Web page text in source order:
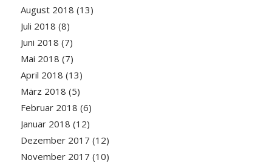
August 2018 (13)
Juli 2018 (8)
Juni 2018 (7)
Mai 2018 (7)
April 2018 (13)
März 2018 (5)
Februar 2018 (6)
Januar 2018 (12)
Dezember 2017 (12)
November 2017 (10)